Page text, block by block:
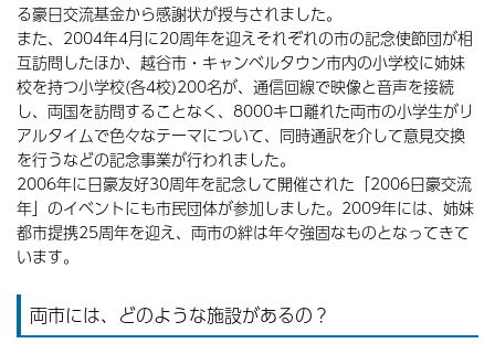
る豪日交流基金から感謝状が授与されました。
また、2004年4月に20周年を迎えそれぞれの市の記念使節団が相
互訪問したほか、越谷市・キャンベルタウン市内の小学校に姉妹
校を持つ小学校(各4校)200名が、通信回線で映像と音声を接続
し、両国を訪問することなく、8000キロ離れた両市の小学生がリ
アルタイムで色々なテーマについて、同時通訳を介して意見交換
を行うなどの記念事業が行われました。
2006年に日豪友好30周年を記念して開催された「2006日豪交流
年」のイベントにも市民団体が参加しました。2009年には、姉妹
都市提携25周年を迎え、両市の絆は年々強固なものとなってきて
います。
両市には、どのような施設があるの？